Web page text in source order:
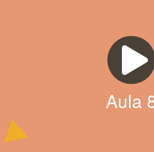
Aula